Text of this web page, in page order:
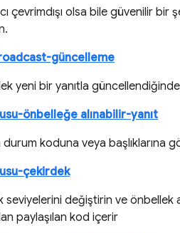
çevrimdışı olsa bile güvenilir
güncelleme
yeni bir yanıtla
önbelleğe alınabilir-yanıt
durum koduna veya başlıklarına
çekirdek
seviyelerini değiştirin ve önbellek
paylaşılan kod içerir